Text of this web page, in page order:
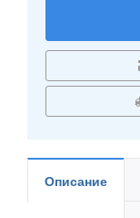
Описание